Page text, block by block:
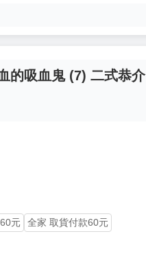
的吸血鬼 (7) 二式恭介
元
全家 取貨付款60元